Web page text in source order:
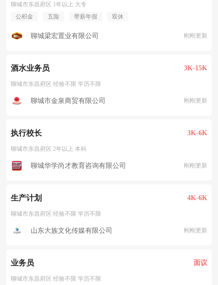
聊城市东昌府区 1年以上 大专
公积金
五险 带薪年假 双休
聊城梁宏置业有限公司 刚刚更新
酒水业务员 3K-15K
聊城市东昌府区 经验不限 学历不限
聊城市金泉商贸有限公司 刚刚更新
执行校长 3K-6K
聊城市东昌府区 2年以上 本科
聊城华学尚才教育咨询有限公司 刚刚更新
生产计划 4K-6K
聊城市东昌府区 经验不限 学历不限
山东大族文化传媒有限公司 刚刚更新
业务员 面议
聊城市东昌府区 经验不限 学历不限